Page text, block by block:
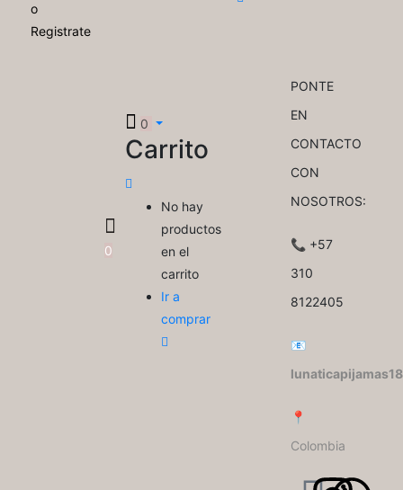
o
Registrate
0
0
Carrito
No hay
productos
en el
carrito
Ir a
comprar
PONTE
EN
CONTACTO
CON
NOSOTROS:
📞 +57
310
8122405
📧
📍
Colombia